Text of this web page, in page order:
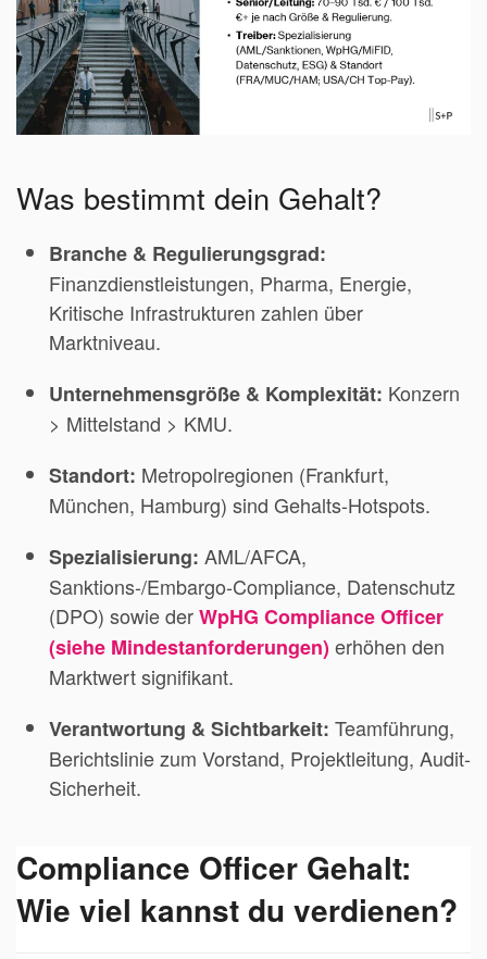
Was bestimmt dein Gehalt?
Branche & Regulierungsgrad:
Finanzdienstleistungen, Pharma, Energie,
Kritische Infrastrukturen zahlen über
Marktniveau.
Unternehmensgröße & Komplexität: Konzern
> Mittelstand > KMU.
Standort: Metropolregionen (Frankfurt,
München, Hamburg) sind Gehalts-Hotspots.
Spezialisierung: AML/AFCA,
Sanktions-/Embargo-Compliance, Datenschutz
(DPO) sowie derWpHG Compliance Officer
(siehe Mindestanforderungen)erhöhen den
Marktwert signifikant.
Verantwortung & Sichtbarkeit: Teamführung,
Berichtslinie zum Vorstand, Projektleitung, Audit-
Sicherheit.
Compliance Officer Gehalt:
Wie viel kannst du verdienen?